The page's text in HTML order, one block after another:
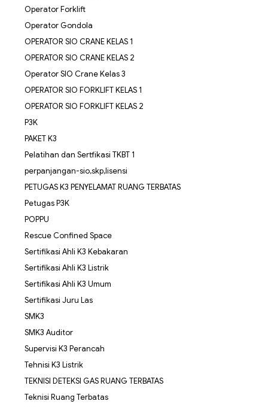
Operator Forklift
Operator Gondola
OPERATOR SIO CRANE KELAS 1
OPERATOR SIO CRANE KELAS 2
Operator SIO Crane Kelas 3
OPERATOR SIO FORKLIFT KELAS 1
OPERATOR SIO FORKLIFT KELAS 2
P3K
PAKET K3
Pelatihan dan Sertfikasi TKBT 1
perpanjangan-sio,skp,lisensi
PETUGAS K3 PENYELAMAT RUANG TERBATAS
Petugas P3K
POPPU
Rescue Confined Space
Sertifikasi Ahli K3 Kebakaran
Sertifikasi Ahli K3 Listrik
Sertifikasi Ahli K3 Umum
Sertifikasi Juru Las
SMK3
SMK3 Auditor
Supervisi K3 Perancah
Tehnisi K3 Listrik
TEKNISI DETEKSI GAS RUANG TERBATAS
Teknisi Ruang Terbatas